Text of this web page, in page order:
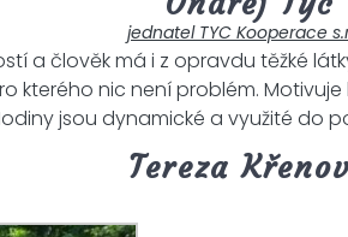
jednatel TYC Kooperace
a člověk má i z opravdu těžké
kterého nic není problém.
jsou dynamické a využité do
Tereza